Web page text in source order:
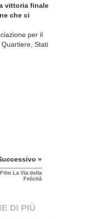
vittoria finale
che ci
per il
Stati
»
Film La Via della
Felicità
DI PIÙ